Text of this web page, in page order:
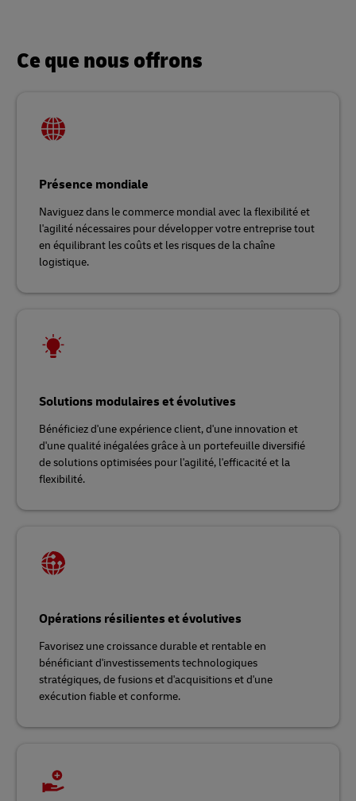
Ce que nous offrons
Présence mondiale
Naviguez dans le commerce mondial avec la flexibilité et
l'agilité nécessaires pour développer votre entreprise tout
en équilibrant les coûts et les risques de la chaîne
logistique.
Solutions modulaires et évolutives
Bénéficiez d'une expérience client, d'une innovation et
d'une qualité inégalées grâce à un portefeuille diversifié
de solutions optimisées pour l'agilité, l'efficacité et la
flexibilité.
Opérations résilientes et évolutives
Favorisez une croissance durable et rentable en
bénéficiant d'investissements technologiques
stratégiques, de fusions et d'acquisitions et d'une
exécution fiable et conforme.